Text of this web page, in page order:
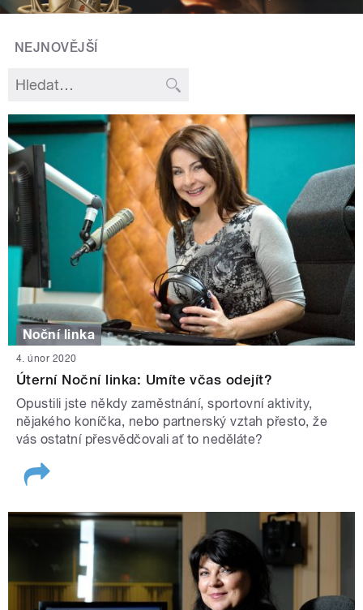
NEJNOVĚJŠÍ
Noční linka
4. únor 2020
Úterní Noční linka: Umíte včas odejít?
Opustili jste někdy zaměstnání, sportovní aktivity,
nějakého koníčka, nebo partnerský vztah přesto, že
vás ostatní přesvědčovali ať to neděláte?